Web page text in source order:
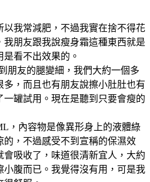
以我常減肥，不過我實在捨不得花
朋友跟我說瘦身霜這種東西就是
看不出效果的。
朋友的腿變細，我們大約一個多
多，而且也有朋友說擦小肚肚也有
罐試用。現在是聽到只要會瘦的
，內容物是像異形身上的液體綠
，不過感受不到宣稱的保濕效
會吸收了，味道很清新宜人，大約
小腹而已。我覺得沒有用，可是我